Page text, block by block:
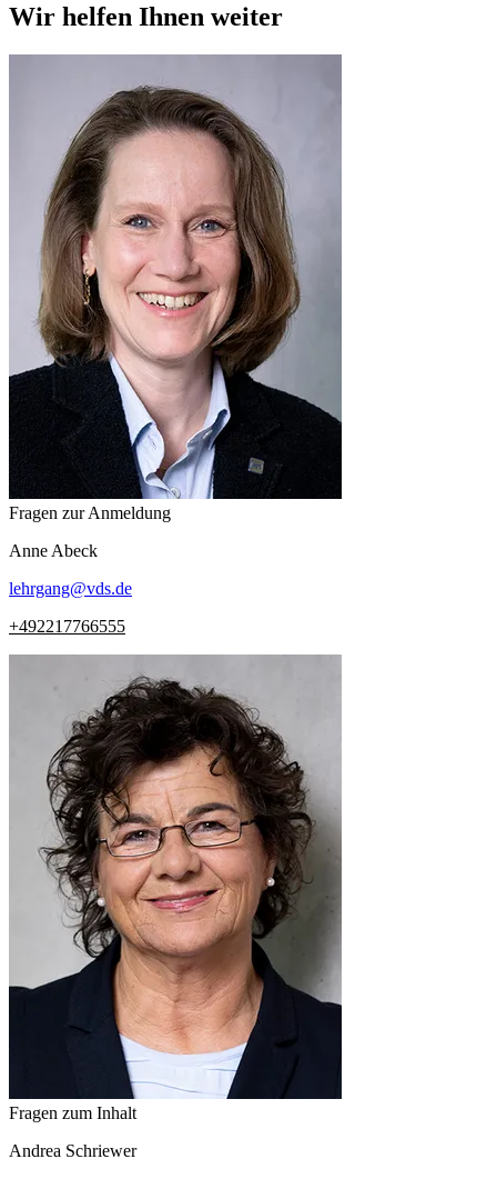
Wir helfen Ihnen weiter
Fragen zur Anmeldung
Anne Abeck
lehrgang@vds.de
+492217766555
Fragen zum Inhalt
Andrea Schriewer